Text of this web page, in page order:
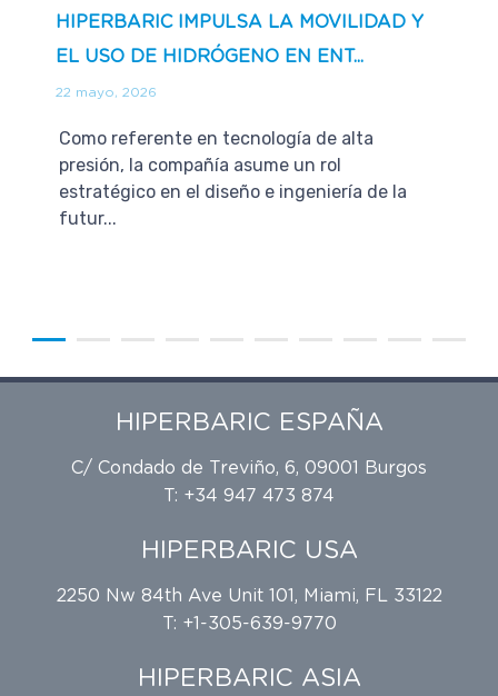
HIPERBARIC IMPULSA LA MOVILIDAD Y
EL USO DE HIDRÓGENO EN ENT...
22 mayo, 2026
Como referente en tecnología de alta
presión, la compañía asume un rol
estratégico en el diseño e ingeniería de la
futur...
HIPERBARIC ESPAÑA
C/ Condado de Treviño, 6, 09001 Burgos
T: +34 947 473 874
HIPERBARIC USA
2250 Nw 84th Ave Unit 101, Miami, FL 33122
T: +1-305-639-9770
HIPERBARIC ASIA